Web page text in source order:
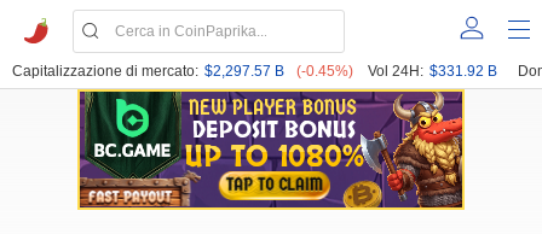
Capitalizzazione di mercato: $2,297.57 B (-0.45%) Vol 24H: $331.92 B